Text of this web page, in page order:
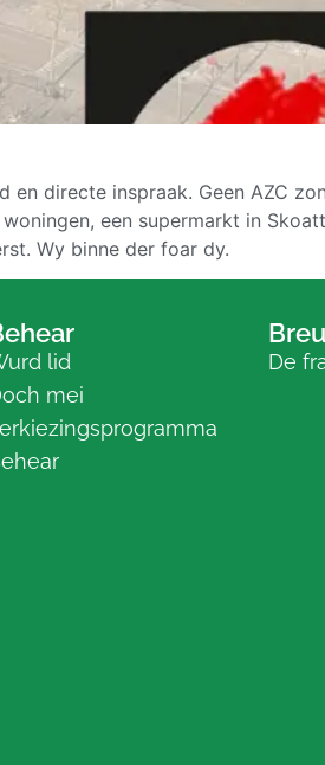
en directe inspraak. Geen AZC
een supermarkt in
Wy binne der foar dy.
lid
mei
De